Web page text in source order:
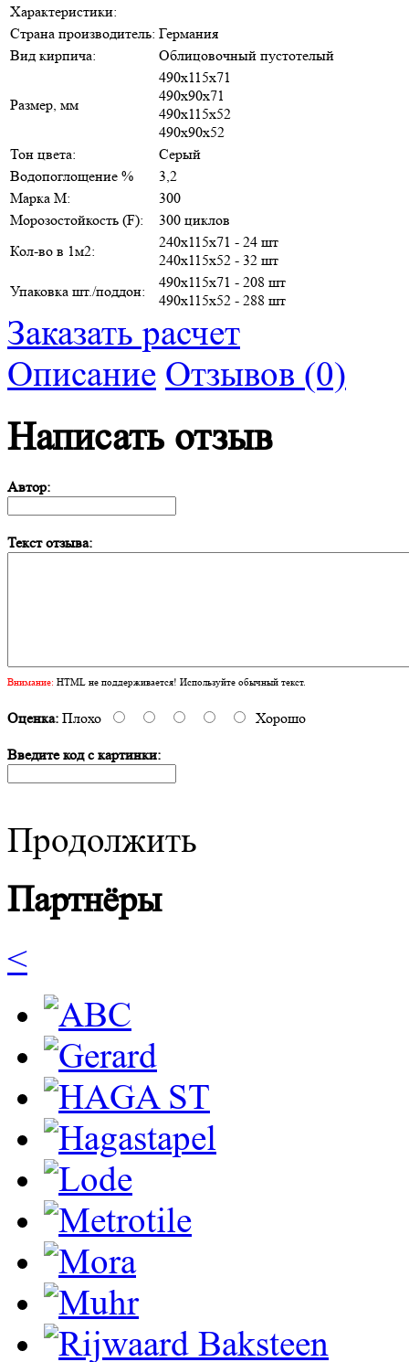
Характеристики:
Страна производитель: Германия
Вид кирпича:
Облицовочный пустотелый
Размер, мм
490х115х71
490х90х71
490х115х52
490х90х52
Тон цвета:
Серый
Водопоглощение %
3,2
Марка М:
300
Морозостойкость (F):
300 циклов
Кол-во в 1м2:
240х115х71 - 24 шт
240х115х52 - 32 шт
Упаковка шт./поддон:
490х115х71 - 208 шт
490х115х52 - 288 шт
Заказать расчет
Описание Отзывов (0)
Написать отзыв
Автор:
Текст отзыва:
Внимание: HTML не поддерживается! Используйте обычный текст.
Оценка: Плохо Хорошо
Введите код с картинки:
Продолжить
Партнёры
<